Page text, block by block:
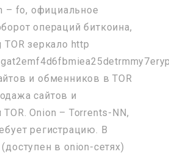
– fo, официальное
операций биткоина,
TOR зеркало http
и обменников в TOR
сайтов и
Onion – Torrents-NN,
регистрацию. В
в onion-сетях)